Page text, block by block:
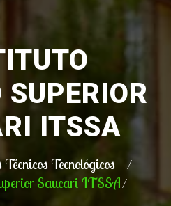
ITSSA
Tecnológicos
Saucari ITSSA